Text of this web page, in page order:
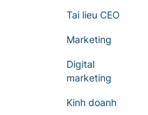
Tai lieu CEO
Marketing
Digital
marketing
Kinh doanh